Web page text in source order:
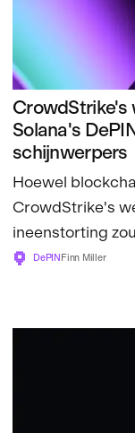
CrowdStrike's
Solana's
schijnwerpers
Hoewel
CrowdStrike's
ineenstorting
DePINFinn Miller